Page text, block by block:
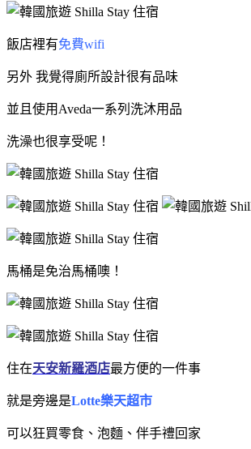
飯店裡有免費wifi
另外 我覺得廁所設計很有品味
並且使用Aveda一系列洗沐用品
洗澡也很享受呢！
馬桶是免治馬桶噢！
住在天安新羅酒店最方便的一件事
就是旁邊是Lotte樂天超市
可以狂買零食、泡麵、伴手禮回家